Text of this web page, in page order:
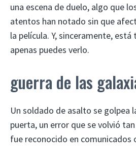
una escena de duelo, algo que
atentos han notado sin que
la película. Y, sinceramente,
apenas puedes verlo.
guerra de las
Un soldado de asalto se golpea
puerta, un error que se volvió
fue reconocido en comunicados